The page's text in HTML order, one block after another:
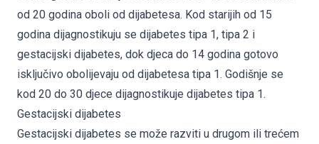
od 20 godina oboli od dijabetesa. Kod starijih od 15
godina dijagnostikuju se dijabetes tipa 1, tipa 2 i
gestacijski dijabetes, dok djeca do 14 godina gotovo
isključivo obolijevaju od dijabetesa tipa 1. Godišnje se
kod 20 do 30 djece dijagnostikuje dijabetes tipa 1.
Gestacijski dijabetes
Gestacijski dijabetes se može razviti u drugom ili trećem